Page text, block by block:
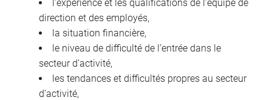
l’expérience et les qualifications de l’équipe de
direction et des employés,
la situation financière,
le niveau de difficulté de l’entrée dans le
secteur d’activité,
les tendances et difficultés propres au secteur
d’activité,